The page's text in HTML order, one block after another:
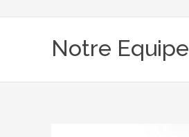
Notre Equipe